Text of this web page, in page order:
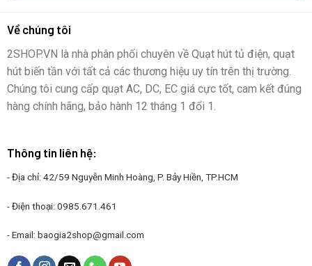
Về chúng tôi
2SHOP.VN là nhà phân phối chuyên về Quạt hút tủ điện, quạt
hút biến tần với tất cả các thương hiệu uy tín trên thị trường.
Chúng tôi cung cấp quạt AC, DC, EC giá cực tốt, cam kết đúng
hàng chính hãng, bảo hành 12 tháng 1 đổi 1.
Thông tin liên hệ:
- Địa chỉ: 42/59 Nguyễn Minh Hoàng, P. Bảy Hiền, TP.HCM
- Điện thoại: 0985.671.461
- Email: baogia2shop@gmail.com